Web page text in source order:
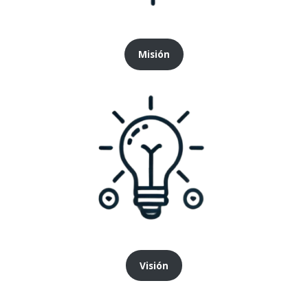
Misión
Visión